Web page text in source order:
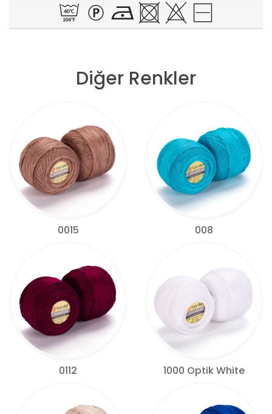
Diğer Renkler
0015 008
0112 1000 Optik White